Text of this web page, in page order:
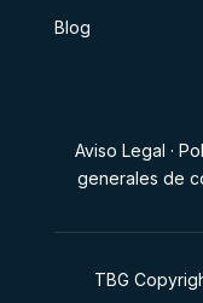
Blog
Aviso Legal ·
generales de
TBG